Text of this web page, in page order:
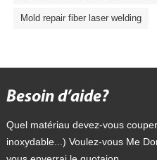
Mold repair fiber laser welding
Besoin d’aide?
Quel matériau devez-vous
inoxydable...) Voulez-vous Me